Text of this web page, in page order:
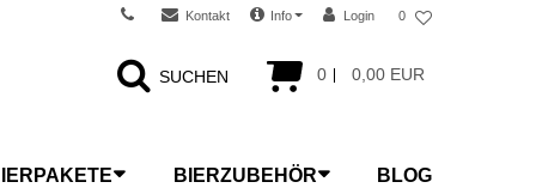
Kontakt Info Login 0
0 0,00 EUR
SUCHEN
BIERZUBEHÖR BLOG